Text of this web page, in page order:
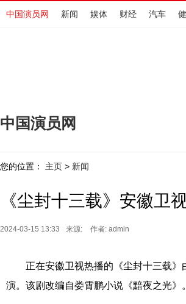
中国演员网 新闻 娱体 财经 汽车
中国演员网
您的位置： 主页 > 新闻
《尘封十三载》安徽卫
2024-03-15 13:33 来源: 作者: admin
正在安徽卫视热播的《尘封十三载
演。该剧改编自娄霄鹏小说《黯夜之光》。